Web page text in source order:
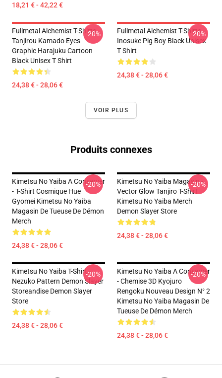
18,21 € - 42,22 €
Fullmetal Alchemist T-Shirts -
Tanjirou Kamado Eyes
Graphic Harajuku Cartoon
Black Unisex T Shirt
24,38 € - 28,06 €
-20%
Fullmetal Alchemist T-Shirts -
Inosuke Pig Boy Black Unisex
T Shirt
24,38 € - 28,06 €
-20%
VOIR PLUS
Produits connexes
Kimetsu No Yaiba A Conserver
- T-Shirt Cosmique Hue
Gyomei Kimetsu No Yaiba
Magasin De Tueuse De Démon
Merch
24,38 € - 28,06 €
-20%
Kimetsu No Yaiba Magasin -
Vector Glow Tanjiro T-Shirt
Kimetsu No Yaiba Merch
Demon Slayer Store
24,38 € - 28,06 €
-20%
Kimetsu No Yaiba T-Shirt -
Nezuko Pattern Demon Slayer
Storeandise Demon Slayer
Store
24,38 € - 28,06 €
-20%
Kimetsu No Yaiba A Conserver
- Chemise 3D Kyojuro
Rengoku Nouveau Design N° 2
Kimetsu No Yaiba Magasin De
Tueuse De Démon Merch
24,38 € - 28,06 €
-20%